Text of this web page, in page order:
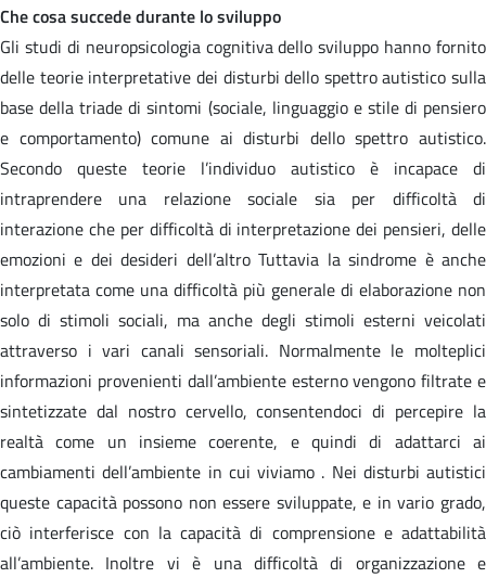
Che cosa succede durante lo sviluppo
Gli studi di neuropsicologia cognitiva dello sviluppo hanno fornito
delle teorie interpretative dei disturbi dello spettro autistico sulla
base della triade di sintomi (sociale, linguaggio e stile di pensiero
e comportamento) comune ai disturbi dello spettro autistico.
Secondo queste teorie l’individuo autistico è incapace di
intraprendere una relazione sociale sia per difficoltà di
interazione che per difficoltà di interpretazione dei pensieri, delle
emozioni e dei desideri dell’altro Tuttavia la sindrome è anche
interpretata come una difficoltà più generale di elaborazione non
solo di stimoli sociali, ma anche degli stimoli esterni veicolati
attraverso i vari canali sensoriali. Normalmente le molteplici
informazioni provenienti dall’ambiente esterno vengono filtrate e
sintetizzate dal nostro cervello, consentendoci di percepire la
realtà come un insieme coerente, e quindi di adattarci ai
cambiamenti dell’ambiente in cui viviamo . Nei disturbi autistici
queste capacità possono non essere sviluppate, e in vario grado,
ciò interferisce con la capacità di comprensione e adattabilità
all’ambiente. Inoltre vi è una difficoltà di organizzazione e